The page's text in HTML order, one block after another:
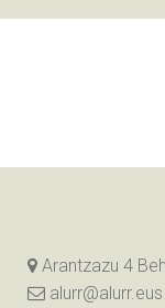
Arantzazu 4
alurr@alurr.eus